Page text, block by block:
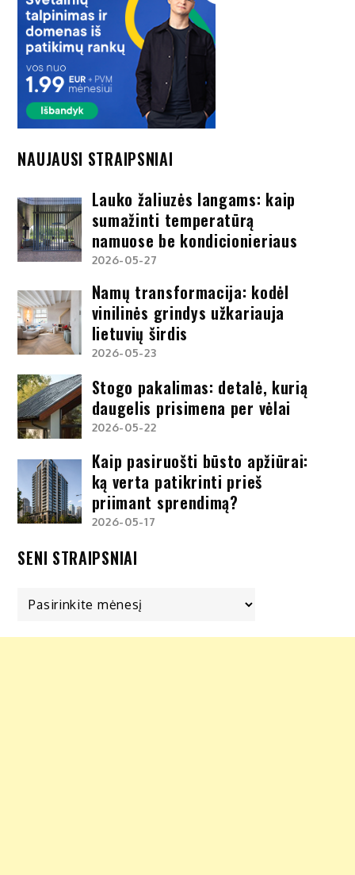
NAUJAUSI STRAIPSNIAI
Lauko žaliuzės langams: kaip
sumažinti temperatūrą
namuose be kondicionieriaus
2026-05-27
Namų transformacija: kodėl
vinilinės grindys užkariauja
lietuvių širdis
2026-05-23
Stogo pakalimas: detalė, kurią
daugelis prisimena per vėlai
2026-05-22
Kaip pasiruošti būsto apžiūrai:
ką verta patikrinti prieš
priimant sprendimą?
2026-05-17
SENI STRAIPSNIAI